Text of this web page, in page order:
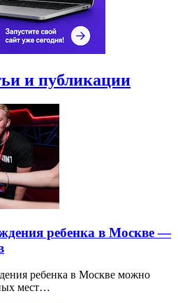
и публикации
ребенка в Москве —
ребенка в Москве можно
мест…